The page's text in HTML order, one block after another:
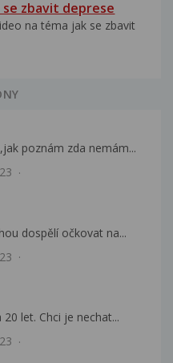
se zbavit deprese
na téma jak se zbavit
poznám zda nemám...
dospělí očkovat na...
let. Chci je nechat...